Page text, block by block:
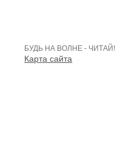
БУДЬ НА ВОЛНЕ - ЧИТАЙ!
Карта сайта